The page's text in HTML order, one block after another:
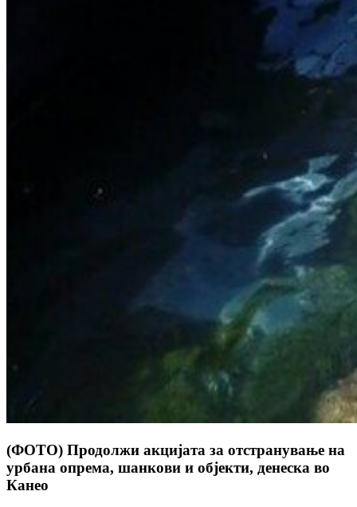
(ФОТО) Продолжи акцијата за отстранување на
урбана опрема, шанкови и објекти, денеска во
Канео